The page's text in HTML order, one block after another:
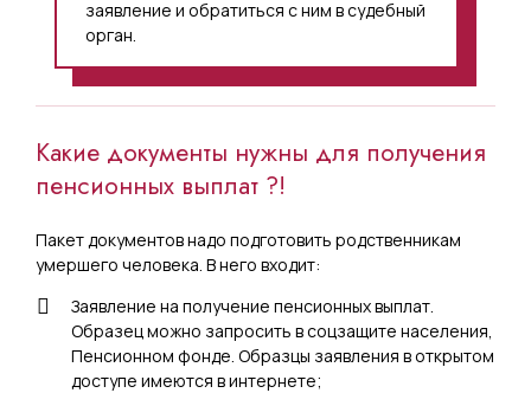
заявление и обратиться с ним в судебный
орган.
Какие документы нужны для получения
пенсионных выплат ?!
Пакет документов надо подготовить родственникам
умершего человека. В него входит:
Заявление на получение пенсионных выплат.
Образец можно запросить в соцзащите населения,
Пенсионном фонде. Образцы заявления в открытом
доступе имеются в интернете;